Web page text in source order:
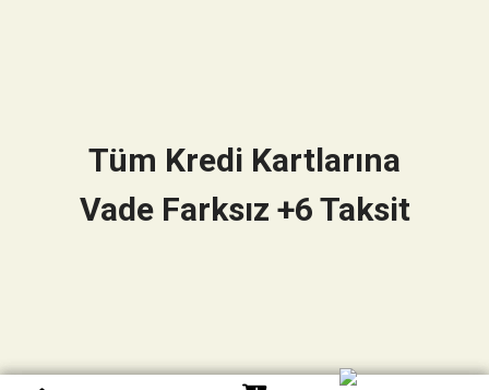
Tüm Kredi Kartlarına
Vade Farksız +6 Taksit